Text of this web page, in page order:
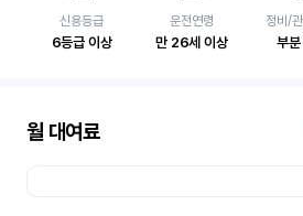
신용등급
6등급 이상
운전연령
만 26세 이상
정비/
부
월 대여료